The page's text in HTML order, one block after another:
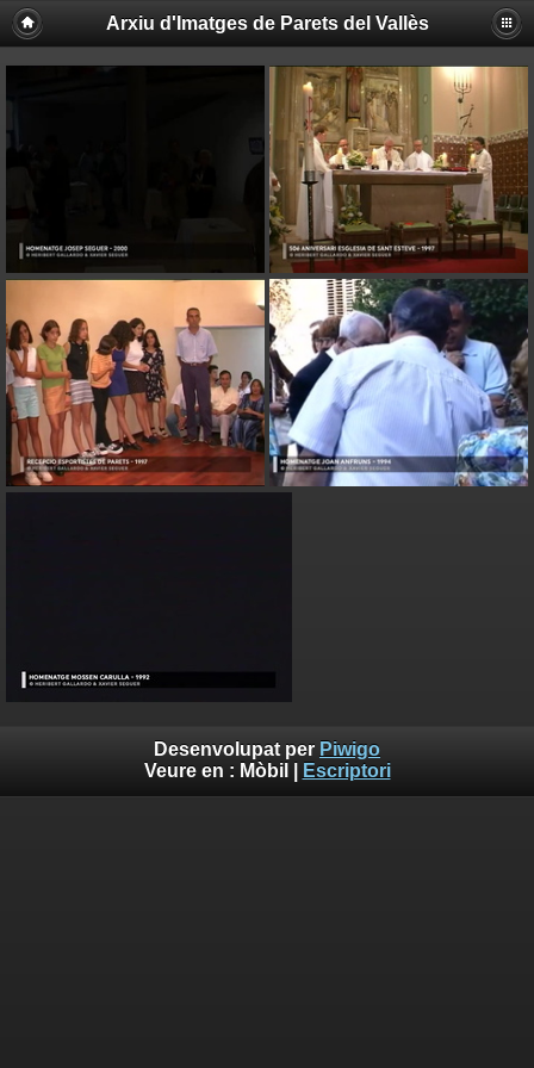
Arxiu d'Imatges de Parets del Vallès
Desenvolupat per Piwigo
Veure en : Mòbil Escriptori